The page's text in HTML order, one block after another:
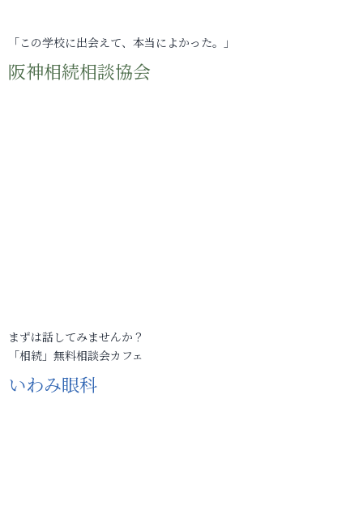
「この学校に出会えて、本当によかった。」
阪神相続相談協会
まずは話してみませんか？
「相続」無料相談会カフェ
いわみ眼科